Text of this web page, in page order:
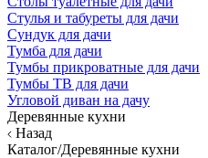
Стулья и табуреты для дачи
Сундук для дачи
Тумба для дачи
Тумбы прикроватные для дачи
Тумбы ТВ для дачи
Угловой диван на дачу
Деревянные кухни
Назад
Каталог/Деревянные кухни